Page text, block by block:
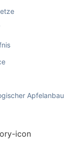
Apfelanbau